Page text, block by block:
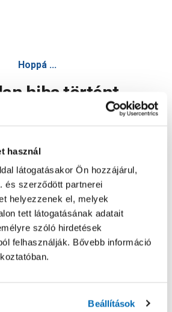
használ
látogatásakor Ön hozzájárul,
és szerződött partnerei
helyezzenek el, melyek
tett látogatásának adatait
szóló hirdetések
felhasználják. Bővebb információ
Beállítások
Hoppá ...
hiba történt
Oldal újratöltése